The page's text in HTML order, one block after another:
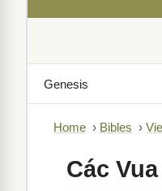
Home › Bibles ›
Các